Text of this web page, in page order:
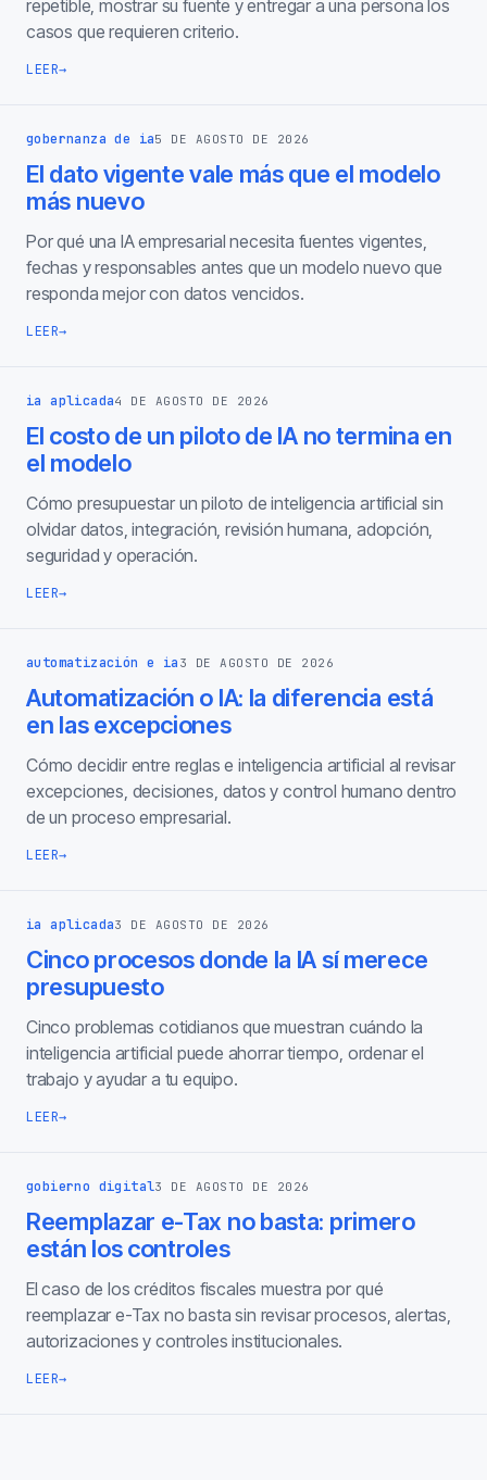
repetible, mostrar su fuente y entregar a una persona los
casos que requieren criterio.
LEER→
gobernanza de ia5 DE AGOSTO DE 2026
El dato vigente vale más que el modelo
más nuevo
Por qué una IA empresarial necesita fuentes vigentes,
fechas y responsables antes que un modelo nuevo que
responda mejor con datos vencidos.
LEER→
ia aplicada4 DE AGOSTO DE 2026
El costo de un piloto de IA no termina en
el modelo
Cómo presupuestar un piloto de inteligencia artificial sin
olvidar datos, integración, revisión humana, adopción,
seguridad y operación.
LEER→
automatización e ia 3 DE AGOSTO DE 2026
Automatización o IA: la diferencia está
en las excepciones
Cómo decidir entre reglas e inteligencia artificial al revisar
excepciones, decisiones, datos y control humano dentro
de un proceso empresarial.
LEER→
ia aplicada3 DE AGOSTO DE 2026
Cinco procesos donde la IA sí merece
presupuesto
Cinco problemas cotidianos que muestran cuándo la
inteligencia artificial puede ahorrar tiempo, ordenar el
trabajo y ayudar a tu equipo.
LEER→
gobierno digital3 DE AGOSTO DE 2026
Reemplazar e-Tax no basta: primero
están los controles
El caso de los créditos fiscales muestra por qué
reemplazar e-Tax no basta sin revisar procesos, alertas,
autorizaciones y controles institucionales.
LEER→